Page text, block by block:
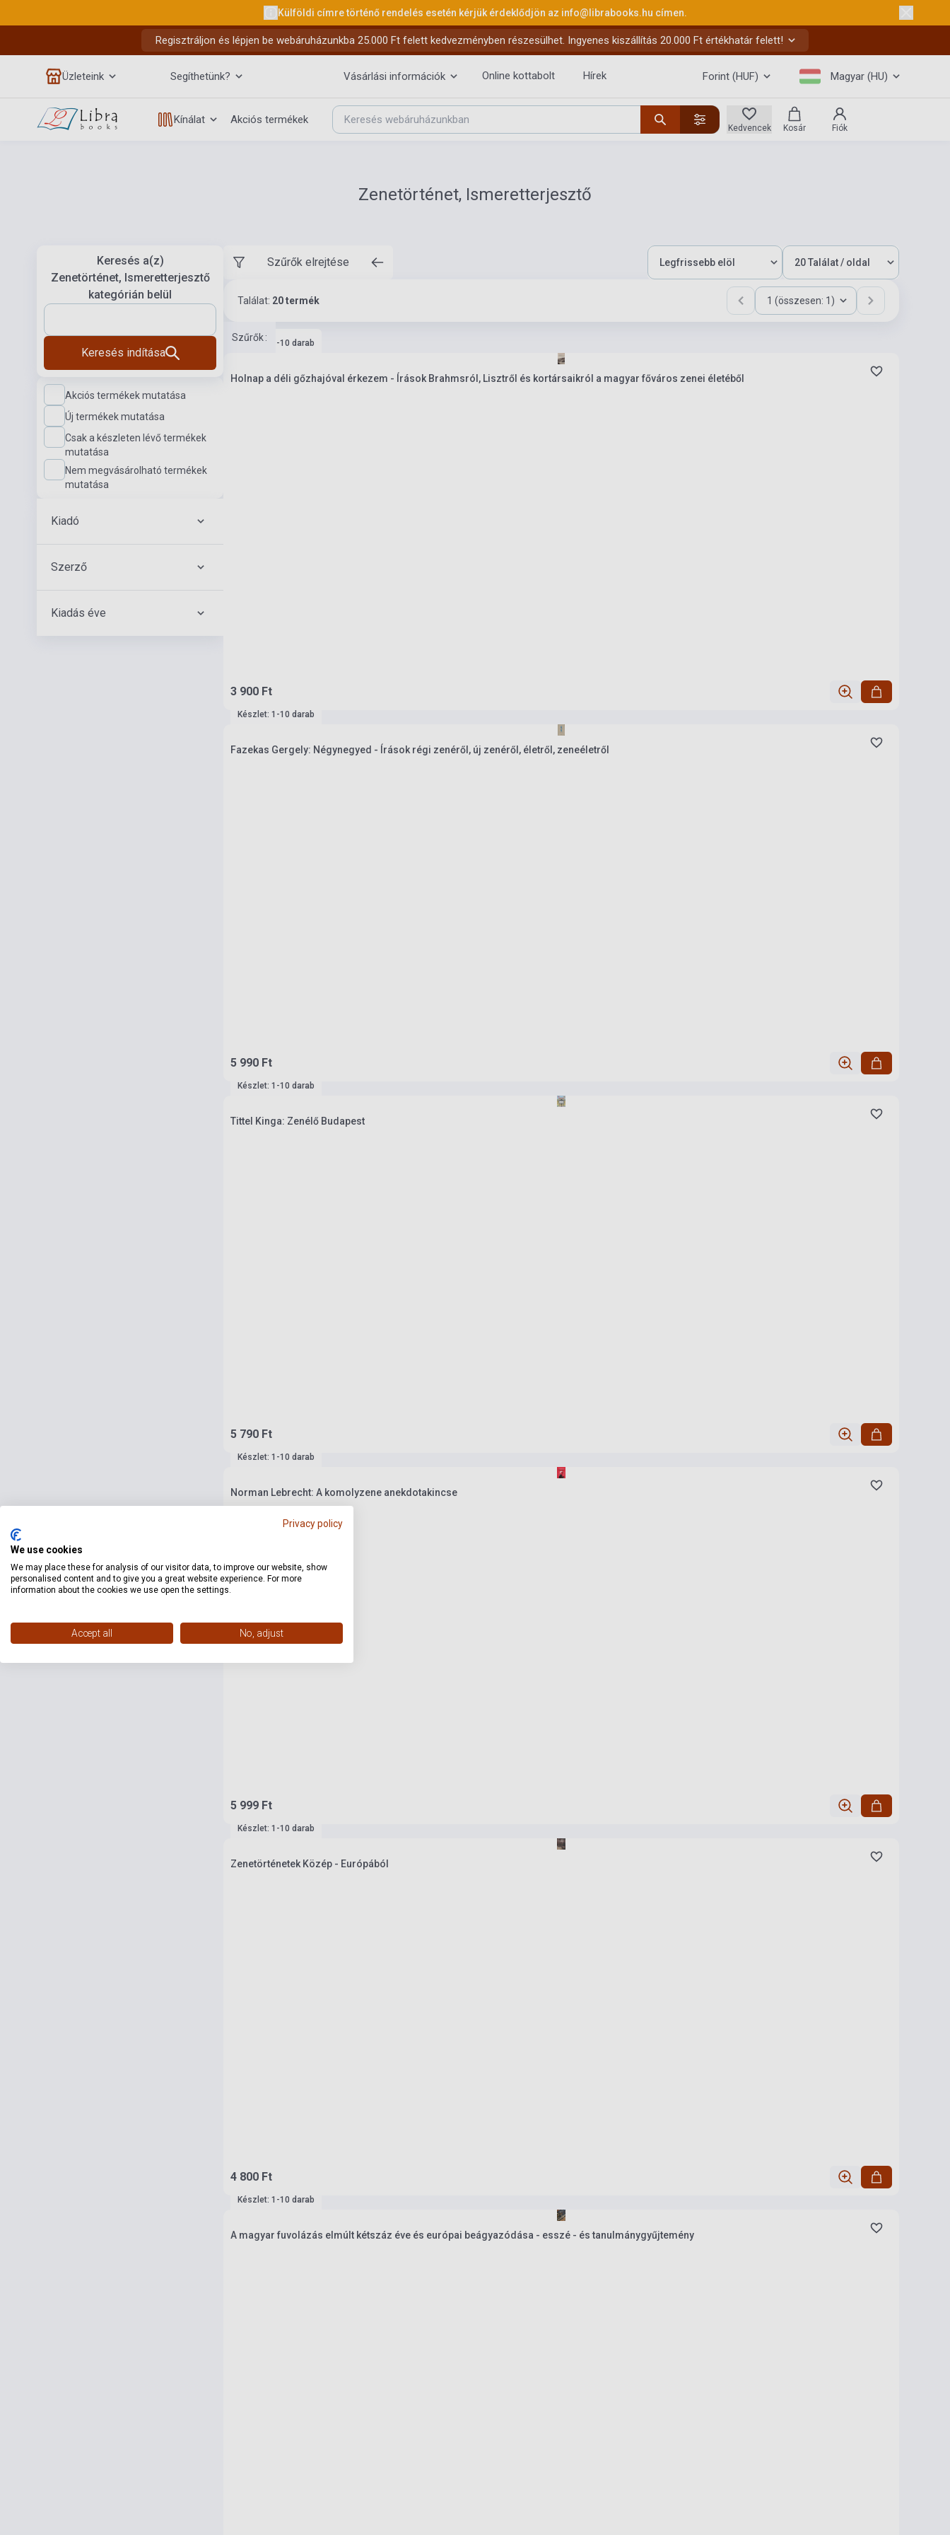
Külföldi címre történő rendelés esetén kérjük érdeklődjön az info@librabooks.hu címen.
Regisztráljon és lépjen be webáruházunkba 25.000 Ft felett kedvezményben részesülhet. Ingyenes kiszállítás 20.000 Ft értékhatár felett!
Üzleteink Segíthetünk? Vásárlási információk Online kottabolt Hírek Forint (HUF) Magyar (HU)
Kínálat Akciós termékek
Kedvencek Kosár Fiók
Zenetörténet, Ismeretterjesztő
Keresés a(z)
Zenetörténet, Ismeretterjesztő
kategórián belül
Keresés indítása
Akciós termékek mutatása
Új termékek mutatása
Csak a készleten lévő termékek
mutatása
Nem megvásárolható termékek
mutatása
Kiadó
Szerző
Kiadás éve
Szűrők elrejtése
Találat: 20 termék 1 (összesen: 1)
Szűrők:
Készlet: 1-10 darab
Holnap a déli gőzhajóval érkezem - Írások Brahmsról, Lisztről és kortársaikról a magyar főváros zenei életéből
3 900 Ft
Készlet: 1-10 darab
Fazekas Gergely: Négynegyed - Írások régi zenéről, új zenéről, életről, zeneéletről
5 990 Ft
Készlet: 1-10 darab
Tittel Kinga: Zenélő Budapest
5 790 Ft
Készlet: 1-10 darab
Norman Lebrecht: A komolyzene anekdotakincse
5 999 Ft
Készlet: 1-10 darab
Zenetörténetek Közép - Európából
4 800 Ft
Készlet: 1-10 darab
A magyar fuvolázás elmúlt kétszáz éve és európai beágyazódása - esszé - és tanulmánygyűjtemény
Privacy policy
We use cookies
We may place these for analysis of our visitor data, to improve our website, show
personalised content and to give you a great website experience. For more
information about the cookies we use open the settings.
Accept all No, adjust